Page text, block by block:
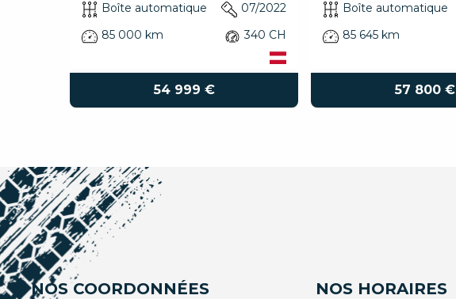
Boîte automatique
07/2022
85 000 km
340 CH
54 999 €
Boîte automatique
85 645 km
57 800 €
NOS COORDONNÉES NOS HORAIRES